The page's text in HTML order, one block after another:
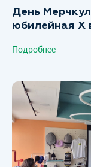
День
юбилейная X
Подробнее